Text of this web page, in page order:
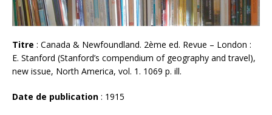
Titre : Canada & Newfoundland. 2ème ed. Revue – London :
E. Stanford (Stanford’s compendium of geography and travel),
new issue, North America, vol. 1. 1069 p. ill.
Date de publication : 1915